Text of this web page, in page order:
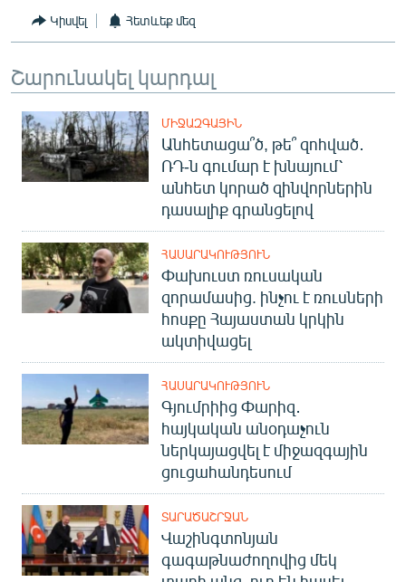
Կիսվել Հետևեք մեզ
Շարունակել կարդալ
ՄԻՋԱԶԳԱՅԻՆ
Անհետացա՞ծ, թե՞ զոհված․
ՌԴ-ն գումար է խնայում՝
անհետ կորած զինվորներին
դասալիք գրանցելով
ՀԱՍԱՐԱԿՈՒԹՅՈՒՆ
Փախուստ ռուսական
զորամասից. ինչու է ռուսների
հոսքը Հայաստան կրկին
ակտիվացել
ՀԱՍԱՐԱԿՈՒԹՅՈՒՆ
Գյումրիից Փարիզ․
հայկական անօդաչուն
ներկայացվել է միջազգային
ցուցահանդեսում
ՏԱՐԱԾԱՇՐՋԱՆ
Վաշինգտոնյան
գագաթնաժողովից մեկ